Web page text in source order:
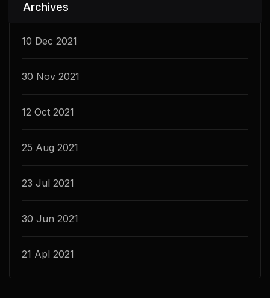
Archives
10 Dec 2021
30 Nov 2021
12 Oct 2021
25 Aug 2021
23 Jul 2021
30 Jun 2021
21 Apl 2021